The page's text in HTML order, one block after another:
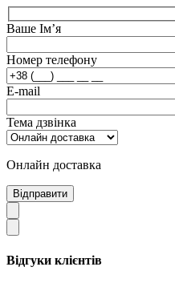
Ваше Ім’я
Номер телефону
E-mail
Тема дзвінка
Онлайн доставка
Відправити
Відгуки клієнтів